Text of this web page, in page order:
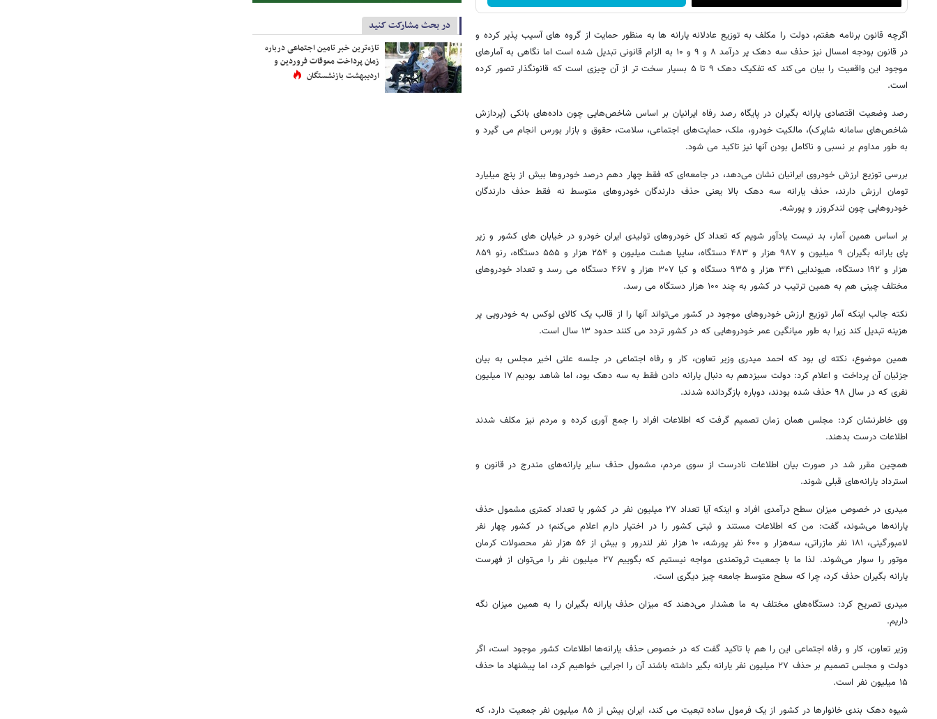
اگرچه قانون برنامه هفتم، دولت را مکلف به توزیع عادلانه یارانه ها به منظور حمایت از گروه های آسیب پذیر کرده و
در قانون بودجه امسال نیز حذف سه دهک پر درآمد ۸ و ۹ و ۱۰ به الزام قانونی تبدیل شده است اما نگاهی به آمارهای
موجود این واقعیت را بیان می کند که تفکیک دهک ۹ تا ۵ بسیار سخت تر از آن چیزی است که قانونگذار تصور کرده
است.
رصد وضعیت اقتصادی یارانه بگیران در پایگاه رصد رفاه ایرانیان بر اساس شاخص‌هایی چون داده‌های بانکی (پردازش
شاخص‌های سامانه شاپرک)، مالکیت خودرو، ملک، حمایت‌های اجتماعی، سلامت، حقوق و بازار بورس انجام می گیرد و
به طور مداوم بر نسبی و ناکامل بودن آنها نیز تاکید می شود.
بررسی توزیع ارزش خودروی ایرانیان نشان می‌دهد، در جامعه‌ای که فقط چهار دهم درصد خودروها بیش از پنج میلیارد
تومان ارزش دارند، حذف یارانه سه دهک بالا یعنی حذف دارندگان خودروهای متوسط نه فقط حذف دارندگان
خودروهایی چون لندکروزر و پورشه.
بر اساس همین آمار، بد نیست یادآور شویم که تعداد کل خودروهای تولیدی ایران خودرو در خیابان های کشور و زیر
پای یارانه بگیران ۹ میلیون و ۹۸۷ هزار و ۴۸۳ دستگاه، سایپا هشت میلیون و ۲۵۴ هزار و ۵۵۵ دستگاه، رنو ۸۵۹
هزار و ۱۹۲ دستگاه، هیوندایی ۳۴۱ هزار و ۹۳۵ دستگاه و کیا ۳۰۷ هزار و ۴۶۷ دستگاه می رسد و تعداد خودروهای
مختلف چینی هم به همین ترتیب در کشور به چند ۱۰۰ هزار دستگاه می رسد.
نکته جالب اینکه آمار توزیع ارزش خودروهای موجود در کشور می‌تواند آنها را از قالب یک کالای لوکس به خودرویی پر
هزینه تبدیل کند زیرا به طور میانگین عمر خودروهایی که در کشور تردد می کنند حدود ۱۳ سال است.
همین موضوع، نکته ای بود که احمد میدری وزیر تعاون، کار و رفاه اجتماعی در جلسه علنی اخیر مجلس به بیان
جزئیان آن پرداخت و اعلام کرد: دولت سیزدهم به دنبال یارانه دادن فقط به سه دهک بود، اما شاهد بودیم ۱۷ میلیون
نفری که در سال ۹۸ حذف شده بودند، دوباره بازگردانده شدند.
وی خاطرنشان کرد: مجلس همان زمان تصمیم گرفت که اطلاعات افراد را جمع آوری کرده و مردم نیز مکلف شدند
اطلاعات درست بدهند.
همچین مقرر شد در صورت بیان اطلاعات نادرست از سوی مردم، مشمول حذف سایر یارانه‌های مندرج در قانون و
استرداد یارانه‌های قبلی شوند.
میدری در خصوص میزان سطح درآمدی افراد و اینکه آیا تعداد ۲۷ میلیون نفر در کشور یا تعداد کمتری مشمول حذف
یارانه‌ها می‌شوند، گفت: من که اطلاعات مستند و ثبتی کشور را در اختیار دارم اعلام می‌کنم؛ در کشور چهار نفر
لامبورگینی، ۱۸۱ نفر مازراتی، سه‌هزار و ۶۰۰ نفر پورشه، ۱۰ هزار نفر لندرور و بیش از ۵۶ هزار نفر محصولات کرمان
موتور را سوار می‌شوند. لذا ما با جمعیت ثروتمندی مواجه نیستیم که بگوییم ۲۷ میلیون نفر را می‌توان از فهرست
یارانه بگیران حذف کرد، چرا که سطح متوسط جامعه چیز دیگری است.
میدری تصریح کرد: دستگاه‌های مختلف به ما هشدار می‌دهند که میزان حذف یارانه بگیران را به همین میزان نگه
داریم.
وزیر تعاون، کار و رفاه اجتماعی این را هم با تاکید گفت که در خصوص حذف یارانه‌ها اطلاعات کشور موجود است، اگر
دولت و مجلس تصمیم بر حذف ۲۷ میلیون نفر یارانه بگیر داشته باشند آن را اجرایی خواهیم کرد، اما پیشنهاد ما حذف
۱۵ میلیون نفر است.
شیوه دهک بندی خانوارها در کشور از یک فرمول ساده تبعیت می کند، ایران بیش از ۸۵ میلیون نفر جمعیت دارد، که
در بحث مشارکت کنید
تازه‌ترین خبر تامین اجتماعی درباره
زمان پرداخت معوقات فروردین و
اردیبهشت بازنشستگان